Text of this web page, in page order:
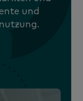
und